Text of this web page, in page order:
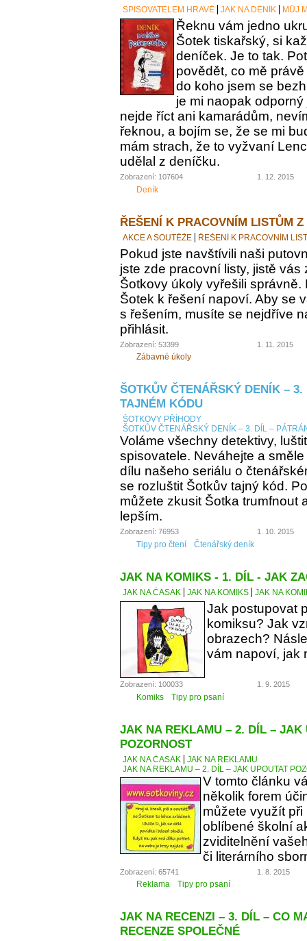
SPISOVATELEM HRAVĚ JAK NA DENÍK MŮJ
Řeknu vám jedno
Šotek tiskařský, si
deníček. Je to tak.
povědět, co mě
do koho jsem se
je mi naopak
nejde říct ani kamarádům,
řeknou, a bojím se, že se mi
mám strach, že to vyžvaní
udělal z deníčku.
Zobrazení: 107604 1. 12. 2015
Deník
ŘEŠENÍ K PRACOVNÍM LISTŮM Z
AKCE A SOUTĚŽE ŘEŠENÍ K PRACOVNÍM
Pokud jste navštívili naši
jste zde pracovní listy, jistě vás
Šotkovy úkoly vyřešili
Šotek k řešení napoví. Aby se
s řešením, musíte se nejdříve
přihlásit.
Zobrazení: 53399 1. 11. 2015
Zábavné úkoly
ŠOTKŮV ČTENÁŘSKÝ DENÍK –
TAJNÉM KÓDU
ŠOTKOVY PŘÍHODY
ŠOTKŮV ČTENÁŘSKÝ DENÍK – 3. DÍL –
Voláme všechny detektivy,
spisovatele. Neváhejte a
dílu našeho seriálu o
se rozluštit Šotkův tajný kód.
můžete zkusit Šotka trumfnout
lepším.
Zobrazení: 76953 1. 10. 2015
Tipy pro čtení Čtenářský deník
JAK NA KOMIKS - 1. DÍL - JAK
JAK NA ČASÁK JAK NA KOMIKS JAK NA
Jak postupovat
komiksu? Jak
obrazech?
vám napoví, jak
Zobrazení: 100033 1. 9. 2015
Komiks Tipy pro psaní
JAK NA REKLAMU – 2. DÍL – JAK
POZORNOST
JAK NA ČASÁK
JAK NA REKLAMU
JAK NA REKLAMU – 2. DÍL – JAK UPOUTAT
V tomto článku
několik forem
můžete využít
oblíbené školní
zviditelnění
či literárního
Zobrazení: 65741 1. 8. 2015
Reklama Tipy pro psaní
JAK NA RECENZI – 3. DÍL – CO
RECENZE SPOLEČNÉ